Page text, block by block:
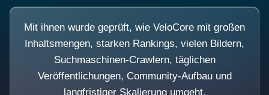
Mit ihnen wurde geprüft, wie VeloCore mit großen
Inhaltsmengen, starken Rankings, vielen Bildern,
Suchmaschinen-Crawlern, täglichen
Veröffentlichungen, Community-Aufbau und
langfristiger Skalierung umgeht.